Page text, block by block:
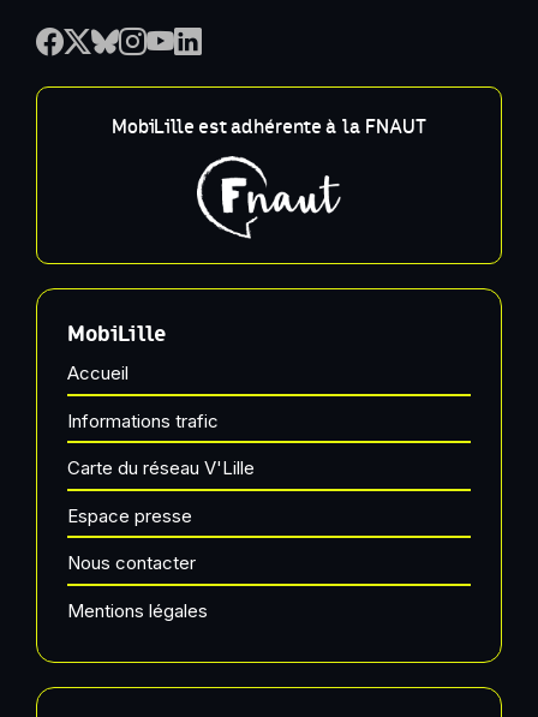
MobiLille est adhérente à la FNAUT
MobiLille
Accueil
Informations trafic
Carte du réseau V'Lille
Espace presse
Nous contacter
Mentions légales